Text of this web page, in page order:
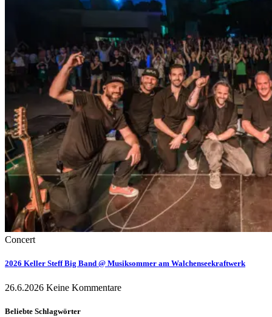
Concert
2026 Keller Steff Big Band @ Musiksommer am Walchenseekraftwerk
26.6.2026 Keine Kommentare
Beliebte Schlagwörter